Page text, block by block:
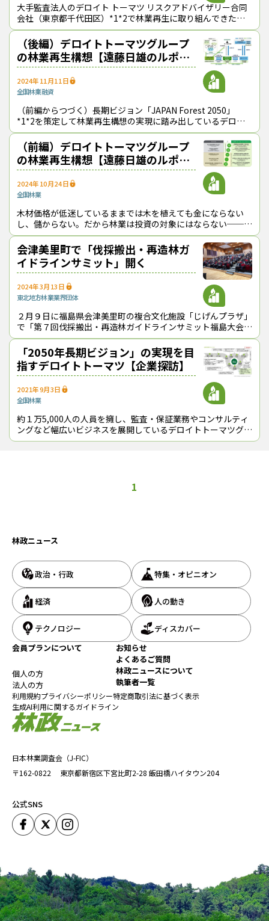
大手監査法人のデロイト トーマツ リスクアドバイザリー合同
会社（東京都千代田区）*1*2で林業再生に取り組んできた北
爪雅彦氏（65歳）が定年退職を機に新会社・（株）KOSO（コ
ウソウ、東京都三鷹市）
（後編）デロイトトーマツグループ
の林業再生構想【遠藤日雄のルポ＆
対論】
2024年11月11日
全国林業融資
（前編からつづく）長期ビジョン「JAPAN Forest 2050」
*1*2を策定して林業再生構想の実現に踏み出しているデロイ
ト トーマツ グループ（東京都千代田区、木村研一CEO、以下
「デロイトトー
（前編）デロイトトーマツグループ
の林業再生構想【遠藤日雄のルポ＆
対論】
2024年10月24日
全国林業
木材価格が低迷しているままでは木を植えても金にならない
し、儲からない。だから林業は投資の対象にはならない──こ
れが今までの常識だった。だが、風向きは変わってきている。
森林の有する温暖化防止や生物多様性
会津美里町で「伐採搬出・再造林ガ
イドラインサミット」開く
2024年3月13日
東北地方林業業界団体
２月９日に福島県会津美里町の複合文化施設「じげんプラザ」
で「第７回伐採搬出・再造林ガイドラインサミット福島大会」
が開催された。 同サミットは、2017年に宮崎県で初めて行わ
れて以降、全国各地で
「2050年長期ビジョン」の実現を目
指すデロイトトーマツ【企業探訪】
2021年9月3日
全国林業
約１万5,000人の人員を擁し、監査・保証業務やコンサルティ
ングなど幅広いビジネスを展開しているデロイトトーマツグル
ープ（以下「デロイトトーマツ」と略、東京都千代田区、永田
1
日本林業調査会（J-FIC）
〒162-0822
東京都新宿区下宮比町2-28 飯田橋ハイタウン204
公式SNS
林政ニュース
政治・行政 特集・オピニオン
経済 人の動き
テクノロジー
ディスカバー
会員プランについて
個人の方
法人の方
お知らせ
よくあるご質問
林政ニュースについて
執筆者一覧
利用規約プライバシーポリシー特定商取引法に基づく表示
生成AI利用に関するガイドライン